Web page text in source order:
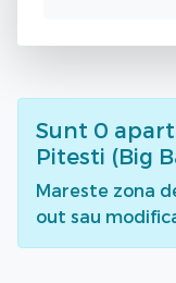
Sunt 0
Pitesti (Big
Mareste zona
out sau